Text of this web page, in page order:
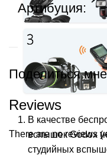
В качестве
вспышек Godox
студийных
Артибуция:
Поделиться
Reviews
There are no reviews